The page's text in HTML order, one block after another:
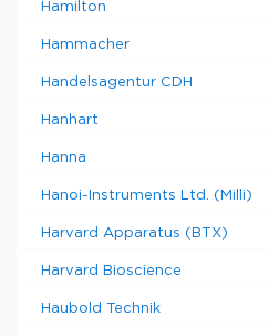
Hamilton
Hammacher
Handelsagentur CDH
Hanhart
Hanna
Hanoi-Instruments Ltd. (Milli)
Harvard Apparatus (BTX)
Harvard Bioscience
Haubold Technik